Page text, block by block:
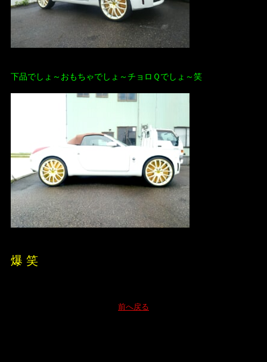
下品でしょ～おもちゃでしょ～チョロＱでしょ～笑
爆 笑
前へ戻る